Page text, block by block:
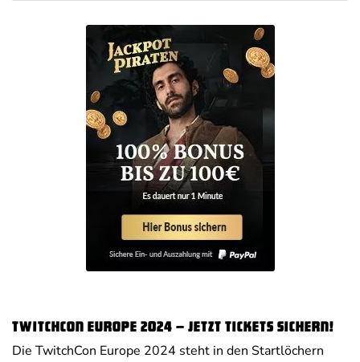
TwitchCon Europe 2024 – jetzt Tickets sichern!
Die TwitchCon Europe 2024 steht in den Startlöchern